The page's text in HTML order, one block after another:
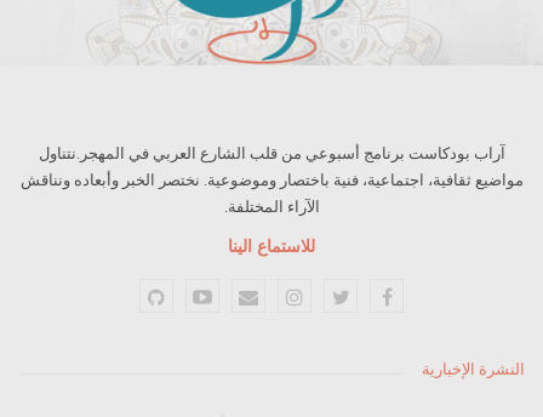
آراب بودكاست برنامج أسبوعي من قلب الشارع العربي في المهجر.نتناول
مواضيع ثقافية، اجتماعية، فنية باختصار وموضوعية. نختصر الخبر وأبعاده ونناقش
الآراء المختلفة.
للاستماع الينا
النشرة الإخبارية